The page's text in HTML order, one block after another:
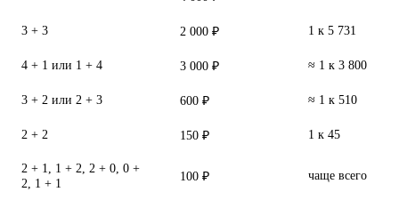
3 + 3 2 000 ₽ 1 к 5 731
4 + 1 или 1 + 4 3 000 ₽ ≈ 1 к 3 800
3 + 2 или 2 + 3 600 ₽ ≈ 1 к 510
2 + 2 150 ₽ 1 к 45
2 + 1, 1 + 2, 2 + 0, 0 +
2, 1 + 1
100 ₽ чаще всего